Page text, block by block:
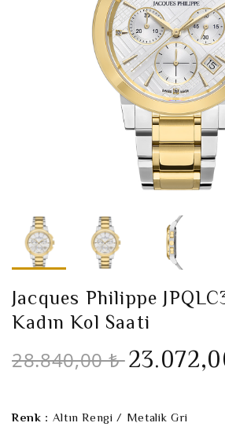
Jacques Philippe
Kadın Kol Saati
28.840,00 ₺
Renk : Altın Rengi / Metalik Gri